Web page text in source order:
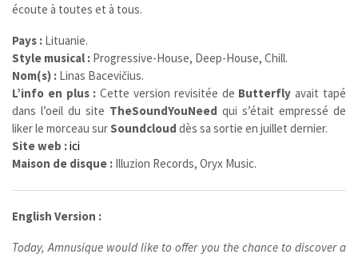
écoute à toutes et à tous.
Pays : Lituanie.
Style musical : Progressive-House, Deep-House, Chill.
Nom(s) : Linas Bacevičius.
L’info en plus : Cette version revisitée de Butterfly avait tapé
dans l’oeil du site TheSoundYouNeed qui s’était empressé de
liker le morceau surSoundcloud dès sa sortie en juillet dernier.
Site web :ici
Maison de disque : Illuzion Records, Oryx Music.
English Version :
Today, Amnusique would like to offer you the chance to discover a